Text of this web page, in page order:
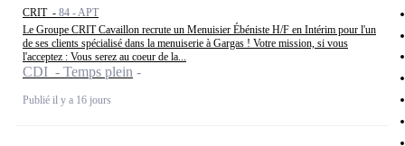
CRIT - 84 - APT
Le Groupe CRIT Cavaillon recrute un Menuisier Ébéniste H/F en Intérim pour l'un
de ses clients spécialisé dans la menuiserie à Gargas ! Votre mission, si vous
l'acceptez : Vous serez au coeur de la...
CDI - Temps plein
Publié il y a 16 jours